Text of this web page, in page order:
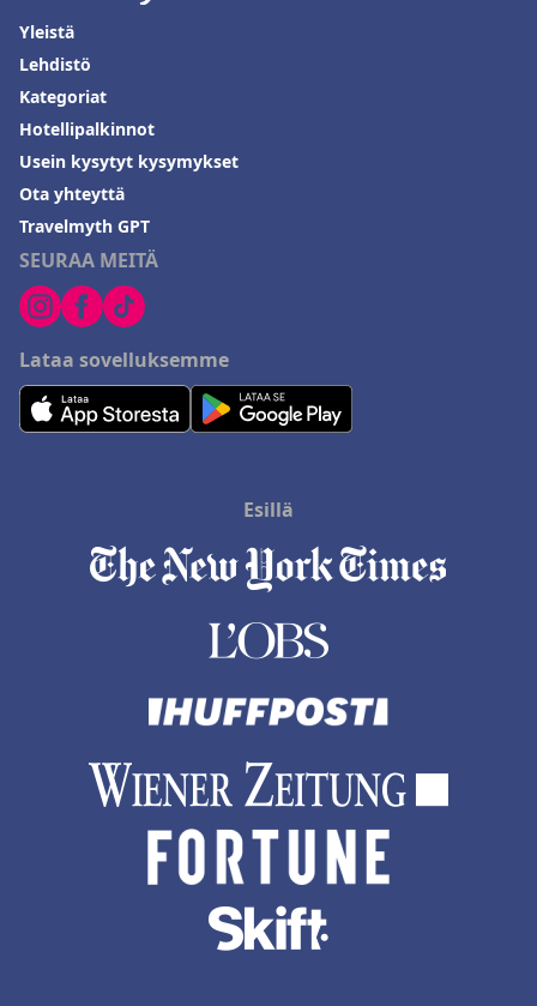
SEURAA MEITÄ
Lataa sovelluksemme
Yleistä
Lehdistö
Kategoriat
Hotellipalkinnot
Usein kysytyt kysymykset
Ota yhteyttä
Travelmyth GPT
Esillä